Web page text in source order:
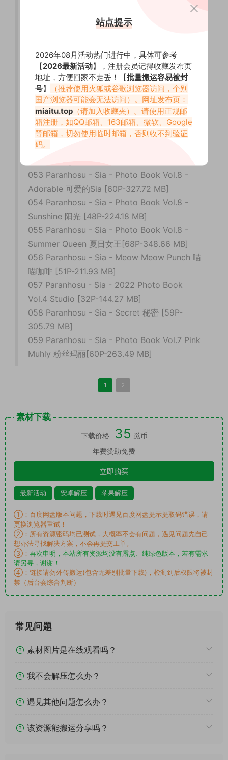
047 Paranhosu - Sia - Event [12P-45.35 MB]
圣诞节 [69P-707.32 MB]
049 Paranhosu - Sia - Photo Book Vol.6 - A
Lazy Afternoon 慵懒的下午 [55P-242.02 MB]
050 Paranhosu - sia - JK 学生装 [61P-297.45
MB]
051 Paranhosu - Sia - Dreaming 梦想[53P-
232.76 MB]
052 Paranhosu - sia - Twinkle 闪烁 [61P-
053 Paranhosu - Sia - Photo Book Vol.8 -
Adorable 可爱的Sia [60P-327.72 MB]
054 Paranhosu - Sia - Photo Book Vol.8 -
Sunshine 阳光 [48P-224.18 MB]
055 Paranhosu - Sia - Photo Book Vol.8 -
Summer Queen 夏日女王[68P-348.66 MB]
056 Paranhosu - Sia - Meow Meow Punch 喵
喵咖啡 [51P-211.93 MB]
057 Paranhosu - Sia - 2022 Photo Book
Vol.4 Studio [32P-144.27 MB]
058 Paranhosu - Sia - Secret 秘密 [59P-
305.79 MB]
059 Paranhosu - Sia - Photo Book Vol.7 Pink
Muhly 粉丝玛丽[60P-263.49 MB]
1 2
素材下载
下载价格 35 觅币
年费赞助免费
立即购买
最新活动 安卓解压 苹果解压
①：百度网盘版本问题，下载时遇见百度网盘提示提取码错误，请
更换浏览器重试！
②：所有资源密码均已测试，大概率不会有问题，遇见问题先自己
想办法寻找解决方案，不会再提交工单。
③： 再次申明，本站所有资源均没有露点、纯绿色版本，若有需求
请另寻，谢谢！
④：链接请勿外传搬运(包含无差别批量下载)，检测到后权限将被封
禁（后台会综合判断）
常见问题
素材图片是在线观看吗？
我不会解压怎么办？
遇见其他问题怎么办？
该资源能搬运分享吗？
站点提示
2026年08月活动热门进行中，具体可参考
【2026最新活动】，注册会员记得收藏发布页
地址，方便回家不走丢！【批量搬运容易被封
号】
（推荐使用火狐或谷歌浏览器访问，个别
国产浏览器可能会无法访问）。网址发布页：
miaitu.top （请加入收藏夹）。请使用正规邮
箱注册，如QQ邮箱、163邮箱、微软、Google
等邮箱，切勿使用临时邮箱，否则收不到验证
码。